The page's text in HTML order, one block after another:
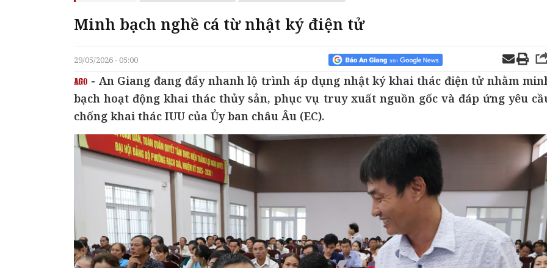
Minh bạch nghề cá từ nhật ký điện tử
29/05/2026 - 05:00
- An Giang đang đẩy nhanh lộ trình áp dụng nhật ký khai thác điện tử nhằm
bạch hoạt động khai thác thủy sản, phục vụ truy xuất nguồn gốc và đáp ứng yêu
chống khai thác IUU của Ủy ban châu Âu (EC).